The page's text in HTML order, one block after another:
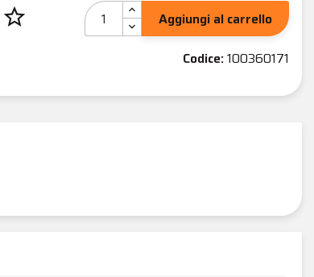
star_border
Aggiungi al carrello
Codice:100360171